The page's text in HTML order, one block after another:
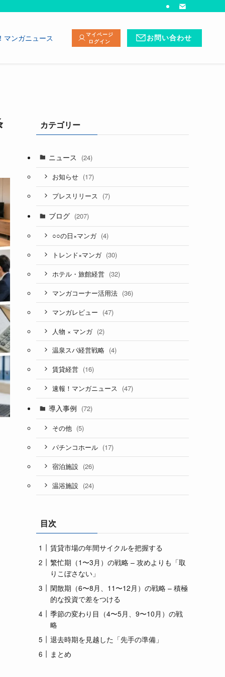
マンガニュース
マイページ
ログイン
お問い合わせ
カテゴリー
ニュース (24)
お知らせ (17)
プレスリリース (7)
ブログ (207)
○○の日×マンガ (4)
トレンド×マンガ (30)
ホテル・旅館経営 (32)
マンガコーナー活用法 (36)
マンガレビュー (47)
人物 × マンガ (2)
温泉スパ経営戦略 (4)
賃貸経営 (16)
速報！マンガニュース (47)
導入事例 (72)
その他 (5)
パチンコホール (17)
宿泊施設 (26)
温浴施設 (24)
目次
賃貸市場の年間サイクルを把握する
繁忙期（1〜3月）の戦略 – 攻めよりも「取
りこぼさない」
閑散期（6〜8月、11〜12月）の戦略 – 積極
的な投資で差をつける
季節の変わり目（4〜5月、9〜10月）の戦
略
退去時期を見越した「先手の準備」
まとめ